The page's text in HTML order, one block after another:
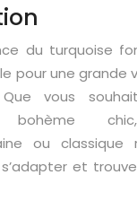
du turquoise
pour une grande
vous
bohème
ou classique
et